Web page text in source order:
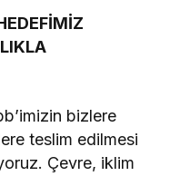
bizlere
teslim edilmesi
Çevre, iklim